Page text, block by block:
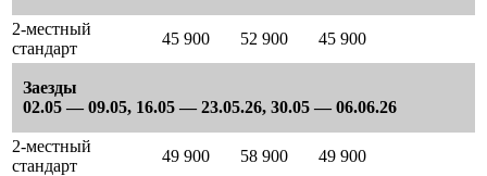
2-местный
стандарт
45 900 52 900 45 900
Заезды
02.05 — 09.05, 16.05 — 23.05.26, 30.05 — 06.06.26
2-местный
стандарт
49 900 58 900 49 900